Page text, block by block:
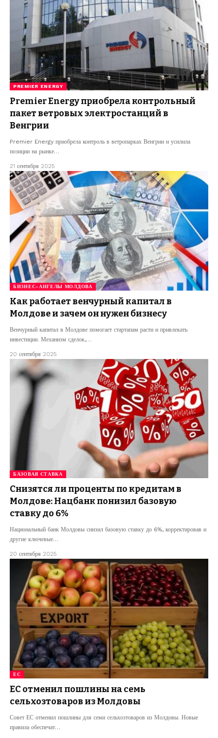
PREMIER ENERGY
Premier Energy приобрела контрольный
пакет ветровых электростанций в
Венгрии
Premier Energy приобрела контроль в ветропарках Венгрии и усилила
позиции на рынке…
21 сентября 2025
БИЗНЕС-АНГЕЛЫ МОЛДОВА
Как работает венчурный капитал в
Молдове и зачем он нужен бизнесу
Венчурный капитал в Молдове помогает стартапам расти и привлекать
инвестиции. Механизм сделок,…
20 сентября 2025
БАЗОВАЯ СТАВКА
Снизятся ли проценты по кредитам в
Молдове: Нацбанк понизил базовую
ставку до 6%
Национальный банк Молдовы снизил базовую ставку до 6%, корректировав и
другие ключевые…
20 сентября 2025
ЕС
ЕС отменил пошлины на семь
сельхозтоваров из Молдовы
Совет ЕС отменил пошлины для семи сельхозтоваров из Молдовы. Новые
правила обеспечат…